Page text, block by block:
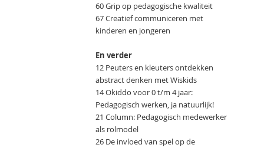
60 Grip op pedagogische kwaliteit
67 Creatief communiceren met
kinderen en jongeren
En verder
12 Peuters en kleuters ontdekken
abstract denken met Wiskids
14 Okiddo voor 0 t/m 4 jaar:
Pedagogisch werken, ja natuurlijk!
21 Column: Pedagogisch medewerker
als rolmodel
26 De invloed van spel op de